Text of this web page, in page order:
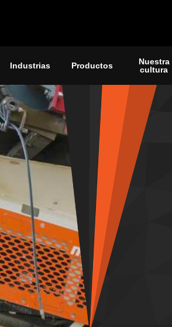
Industrias Productos
Nuestra
cultura